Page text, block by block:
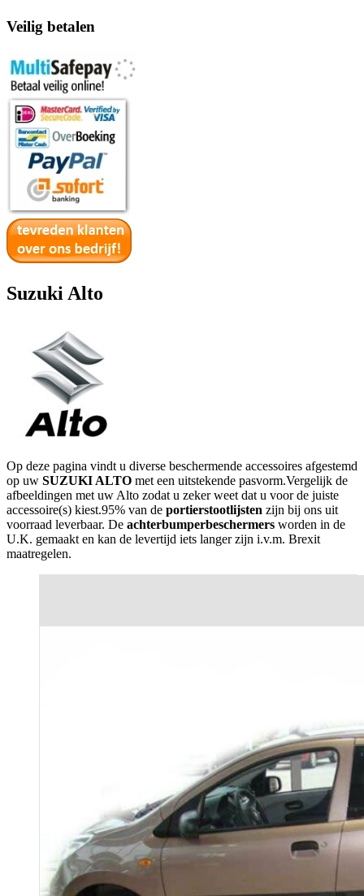
Veilig betalen
Suzuki Alto
Op deze pagina vindt u diverse beschermende accessoires afgestemd
op uw SUZUKI ALTO met een uitstekende pasvorm.Vergelijk de
afbeeldingen met uw Alto zodat u zeker weet dat u voor de juiste
accessoire(s) kiest.95% van de portierstootlijsten zijn bij ons uit
voorraad leverbaar. De achterbumperbeschermers worden in de
U.K. gemaakt en kan de levertijd iets langer zijn i.v.m. Brexit
maatregelen.